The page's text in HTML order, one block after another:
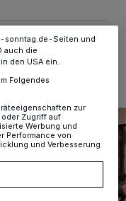
sonntag.de-Seiten und
auch die
den USA ein.
Folgendes
zur
Zugriff auf
Werbung und
Performance von
und Verbesserung